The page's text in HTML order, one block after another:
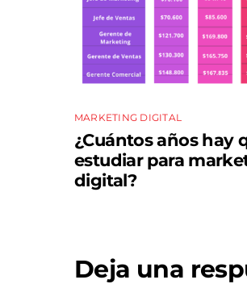
MARKETING DIGITAL
¿Cuántos años hay
estudiar para
digital?
Deja una